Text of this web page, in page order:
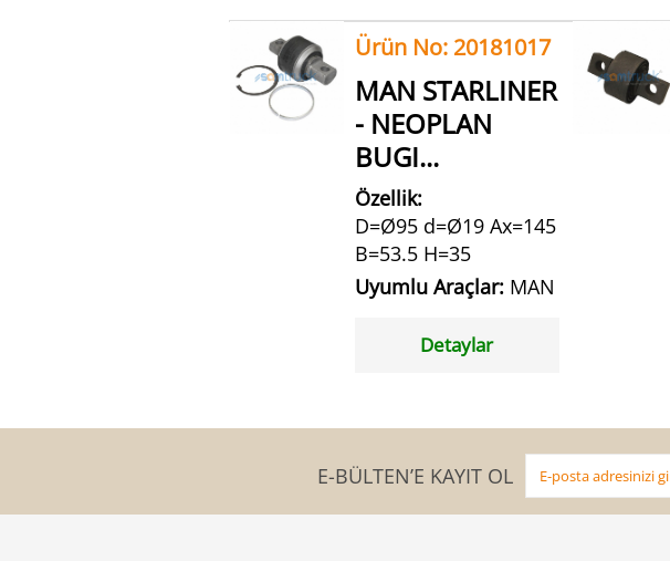
Ürün No: 20181017
MAN STARLINER
- NEOPLAN
BUGI...
Özellik:
D=Ø95 d=Ø19 Ax=145
B=53.5 H=35
Uyumlu Araçlar: MAN
Detaylar
E-BÜLTEN’E KAYIT OL